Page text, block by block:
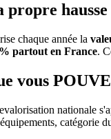
hausse
chaque année la
partout en France.
vous
nationale
catégorie